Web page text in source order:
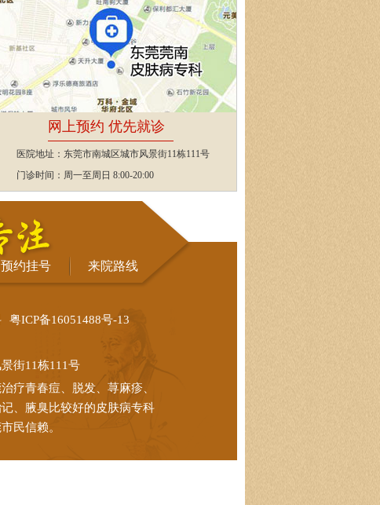
网上预约 优先就诊
医院地址：东莞市南城区城市风景街11栋111号
门诊时间：周一至周日 8:00-20:00
预约挂号 来院路线
粤ICP备16051488号-13
街11栋111号
疗青春痘、脱发、荨麻疹、
、腋臭比较好的皮肤病专科
民信赖。